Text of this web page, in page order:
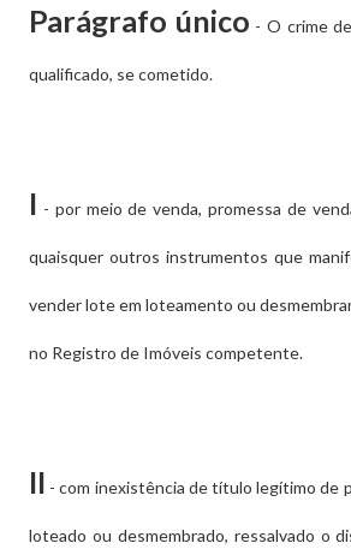
Parágrafo único - O crime
qualificado, se cometido.
I - por meio de venda, promessa de
quaisquer outros instrumentos que
vender lote em loteamento ou
no Registro de Imóveis competente.
II - com inexistência de título legítimo de
loteado ou desmembrado, ressalvado o